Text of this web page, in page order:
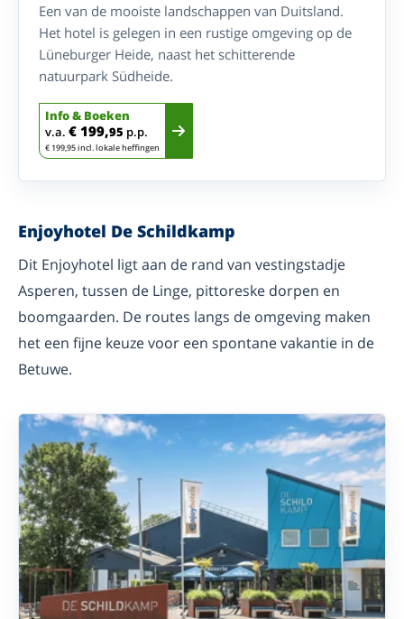
Een van de mooiste landschappen van Duitsland.
Het hotel is gelegen in een rustige omgeving op de
Lüneburger Heide, naast het schitterende
natuurpark Südheide.
Info & Boeken
v.a. € 199,95 p.p.
€ 199,95 incl. lokale heffingen
Enjoyhotel De Schildkamp
Dit Enjoyhotel ligt aan de rand van vestingstadje
Asperen, tussen de Linge, pittoreske dorpen en
boomgaarden. De routes langs de omgeving maken
het een fijne keuze voor een spontane vakantie in de
Betuwe.